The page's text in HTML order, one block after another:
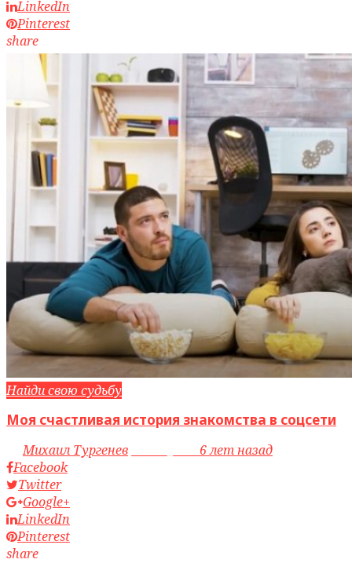
LinkedIn
Pinterest
share
Найди свою судьбу
Моя счастливая история знакомства в соцсети
byМихаил Тургенев
6 лет назад
Facebook
Twitter
Google+
LinkedIn
Pinterest
share